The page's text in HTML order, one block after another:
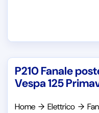
P210 Fanale
Vespa 125
Home → Elettrico →